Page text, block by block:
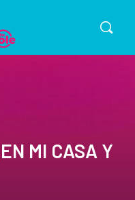
MI CASA Y